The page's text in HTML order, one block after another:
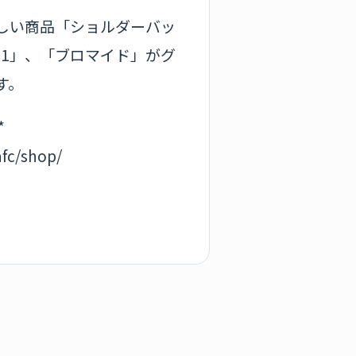
い商品「ショルダーバッ
」、「ブロマイド」がグ
shop/